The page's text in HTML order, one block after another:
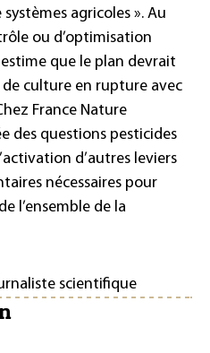
agricoles ». Au
ou d’optimisation
que le plan devrait
de culture en rupture avec
France Nature
des questions pesticides
d’autres leviers
nécessaires pour
l’ensemble de la
scientifique